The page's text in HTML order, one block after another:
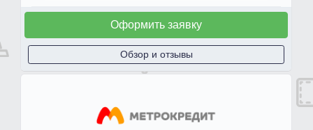
Оформить заявку
Обзор и отзывы